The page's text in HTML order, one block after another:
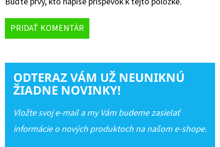
PRIDAŤ KOMENTÁR
ODTERAZ VÁM UŽ NEUNIKNÚ
ŽIADNE NOVINKY!
Vložte svoj e-mail a my Vám budeme zasielať
informácie o nových produktoch na našom e-shope.